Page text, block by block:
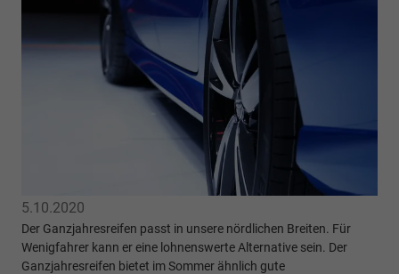
5.10.2020
Der Ganzjahresreifen passt in unsere nördlichen Breiten. Für
Wenigfahrer kann er eine lohnenswerte Alternative sein. Der
Ganzjahresreifen bietet im Sommer ähnlich gute